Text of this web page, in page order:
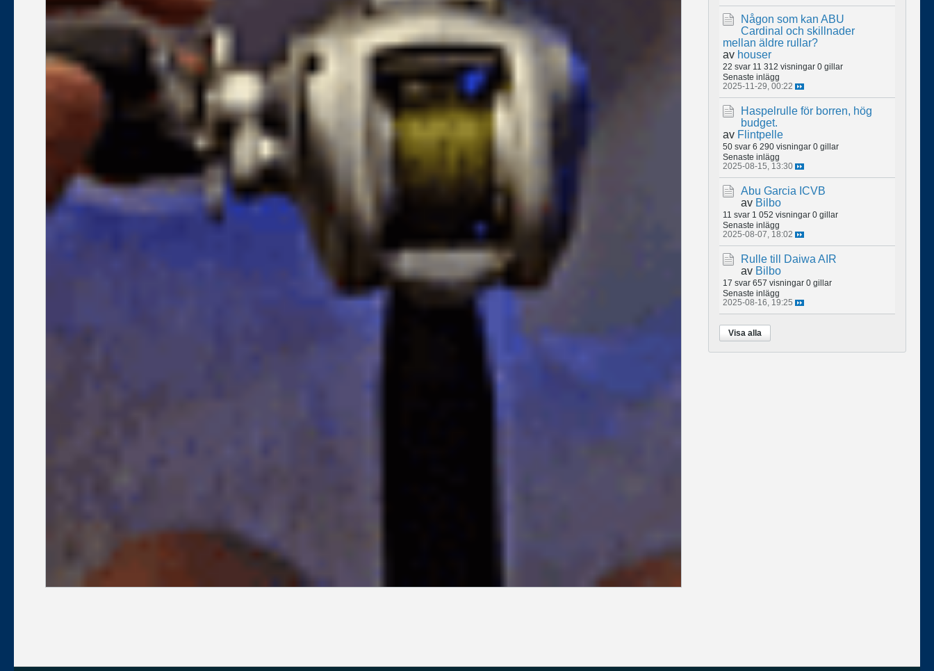
Någon som kan ABU
Cardinal och skillnader
mellan äldre rullar?
av houser
22 svar 11 312 visningar 0 gillar
Senaste inlägg
2025-11-29, 00:22
Haspelrulle för borren, hög
budget.
av Flintpelle
50 svar 6 290 visningar 0 gillar
Senaste inlägg
2025-08-15, 13:30
Abu Garcia ICVB
av Bilbo
11 svar 1 052 visningar 0 gillar
Senaste inlägg
2025-08-07, 18:02
Rulle till Daiwa AIR
av Bilbo
17 svar 657 visningar 0 gillar
Senaste inlägg
2025-08-16, 19:25
Visa alla